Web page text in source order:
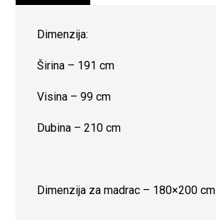
Dimenzija:
Širina – 191 cm
Visina – 99 cm
Dubina – 210 cm
Dimenzija za madrac – 180×200 cm